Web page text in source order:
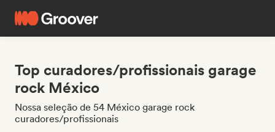
Top curadores/profissionais garage
rock México
Nossa seleção de 54 México garage rock
curadores/profissionais